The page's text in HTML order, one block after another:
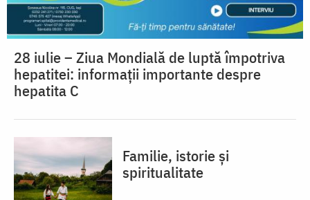
28 iulie – Ziua Mondială de luptă împotriva
hepatitei: informații importante despre
hepatita C
Familie, istorie și
spiritualitate